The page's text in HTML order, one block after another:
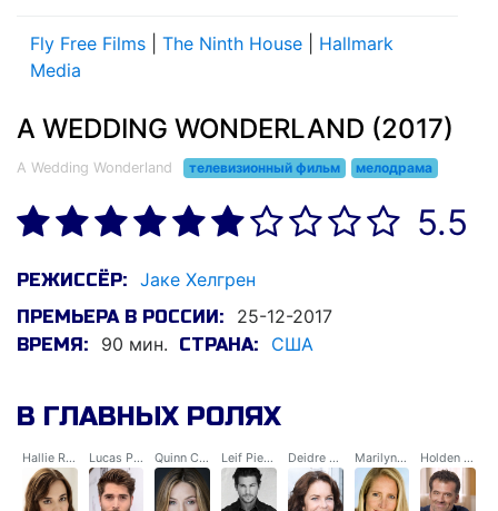
Fly Free Films The Ninth House
Hallmark
Media
A WEDDING WONDERLAND (2017)
A Wedding Wonderland телевизионный фильм мелодрама
5.5
РЕЖИССЁР: Jаке Хелгрен
ПРЕМЬЕРА В РОССИИ: 25-12-2017
ВРЕМЯ: 90 мин. СТРАНА: США
В ГЛАВНЫХ РОЛЯХ
Hallie Reynolds Lucas Pierce Quinn Cotton Leif Pierce Deidre Reynolds Marilyn Pierce Holden Pierce